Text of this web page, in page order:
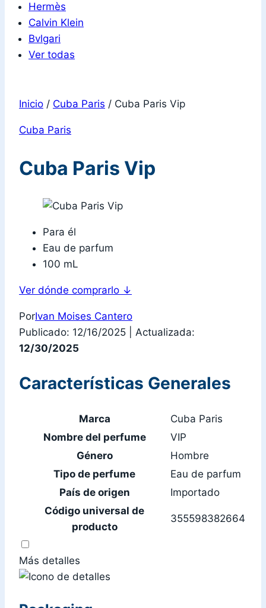
Hermès
Calvin Klein
Bvlgari
Ver todas
Inicio / Cuba Paris / Cuba Paris Vip
Cuba Paris
Cuba Paris Vip
Para él
Eau de parfum
100 mL
Ver dónde comprarlo ↓
PorIvan Moises Cantero
Publicado: 12/16/2025
Actualizada:
12/30/2025
Características Generales
Marca
Cuba Paris
Nombre del perfume
VIP
Género
Hombre
Tipo de perfume
Eau de parfum
País de origen
Importado
Código universal de
producto
355598382664
Más detalles